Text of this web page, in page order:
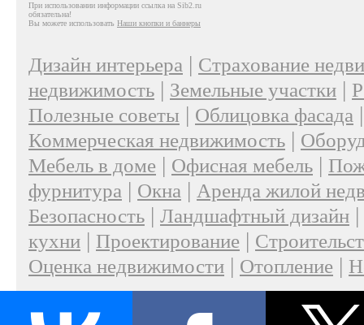
При использовании информации ссылка на Sib2.ru
обязательна!
Вы можете использовать Наши кнопки и баннеры
Дизайн интерьера | Страхование
недвижимость | Земельные участки |
Полезные советы | Облицовка фасада
Коммерческая недвижимость |
Мебель в доме | Офисная мебель |
фурнитура | Окна | Аренда жилой
Безопасность | Ландшафтный дизайн |
кухни | Проектирование |
Оценка недвижимости | Отопление |
О проекте|